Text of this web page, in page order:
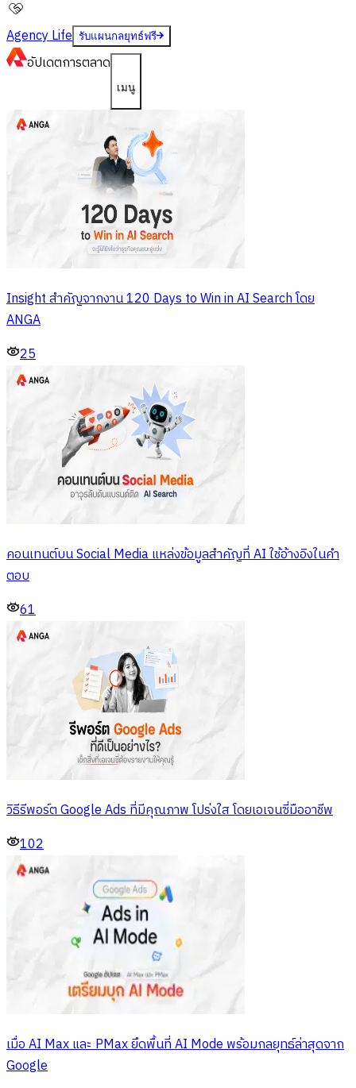
Agency Life รับแผนกลยุทธ์ฟรี
อัปเดตการตลาด
เมนู
Insight สำคัญจากงาน 120 Days to Win in AI Search โดย
ANGA
25
คอนเทนต์บน Social Media แหล่งข้อมูลสำคัญที่ AI ใช้อ้างอิงในคำ
ตอบ
61
วิธีรีพอร์ต Google Ads ที่มีคุณภาพ โปร่งใส โดยเอเจนซี่มืออาชีพ
102
เมื่อ AI Max และ PMax ยึดพื้นที่ AI Mode พร้อมกลยุทธ์ล่าสุดจาก
Google